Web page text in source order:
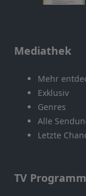
Mediathek
Mehr
Exklusiv
Genres
Alle
Letzte
TV Programm